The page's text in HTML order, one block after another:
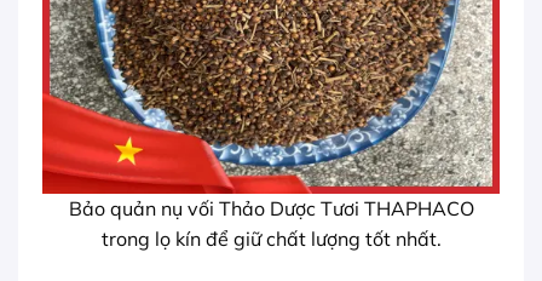
Bảo quản nụ vối Thảo Dược Tươi THAPHACO
trong lọ kín để giữ chất lượng tốt nhất.